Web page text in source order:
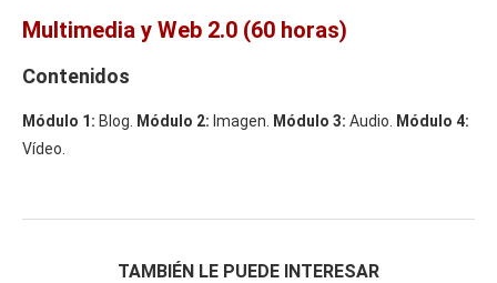
Multimedia y Web 2.0 (60 horas)
Contenidos
Módulo 1: Blog. Módulo 2: Imagen. Módulo 3: Audio.
Módulo 4:
Vídeo.
TAMBIÉN LE PUEDE INTERESAR